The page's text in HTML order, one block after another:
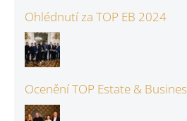
Ohlédnutí za TOP EB 2024
Ocenění TOP Estate &